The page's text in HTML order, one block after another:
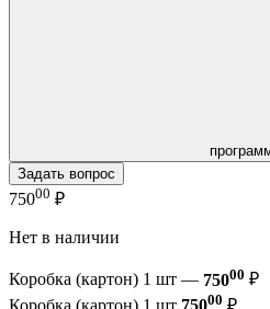
Задать вопрос
75000 ₽
Нет в наличии
Коробка (картон) 1 шт — 75000 ₽
Коробка (картон) 1 шт 75000 ₽